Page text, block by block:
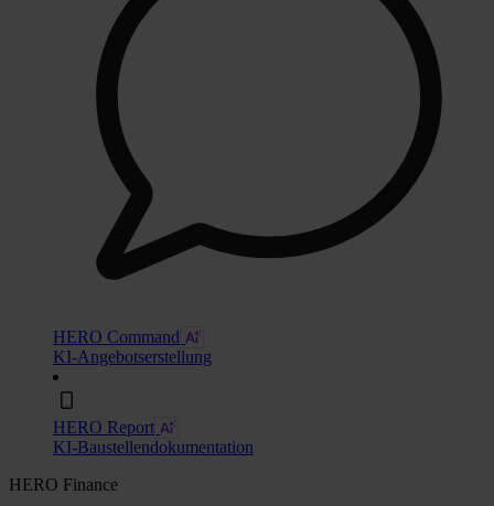
HERO Command
KI-Angebotserstellung
HERO Report
KI-Baustellendokumentation
HERO Finance